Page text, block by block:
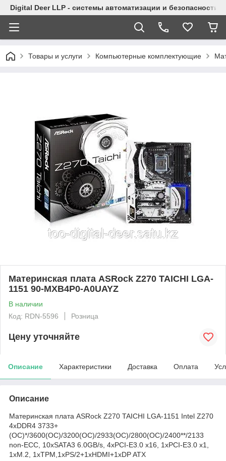
Digital Deer LLP - системы автоматизации и безопасности
Товары и услуги Компьютерные комплектующие
Материнская плата ASRock Z270 TAICHI LGA-
1151 90-MXB4P0-A0UAYZ
В наличии
Код: RDN-5596
Розница
Цену уточняйте
Описание Характеристики Доставка Оплата
Описание
Материнская плата ASRock Z270 TAICHI LGA-1151 Intel Z270
4xDDR4 3733+
(OC)*/3600(OC)/3200(OC)/2933(OC)/2800(OC)/2400**/2133
non-ECC, 10xSATA3 6.0GB/s, 4xPCI-E3.0 x16, 1xPCI-E3.0 x1,
1xM.2, 1xTPM,1xPS/2+1xHDMI+1xDP ATX